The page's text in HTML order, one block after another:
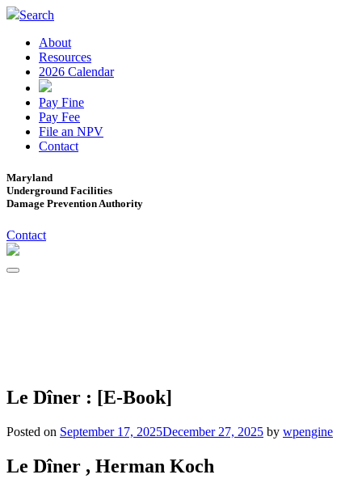
Search
About
Resources
2026 Calendar
Pay Fine
Pay Fee
File an NPV
Contact
Maryland
Underground Facilities
Damage Prevention Authority
Contact
Le Dîner : [E-Book]
Posted on September 17, 2025December 27, 2025 by wpengine
Le Dîner , Herman Koch